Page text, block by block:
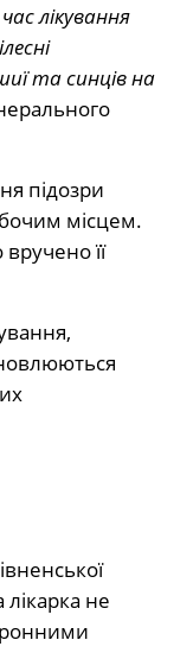
лікування
та синців на
підозри
місцем.
її
не